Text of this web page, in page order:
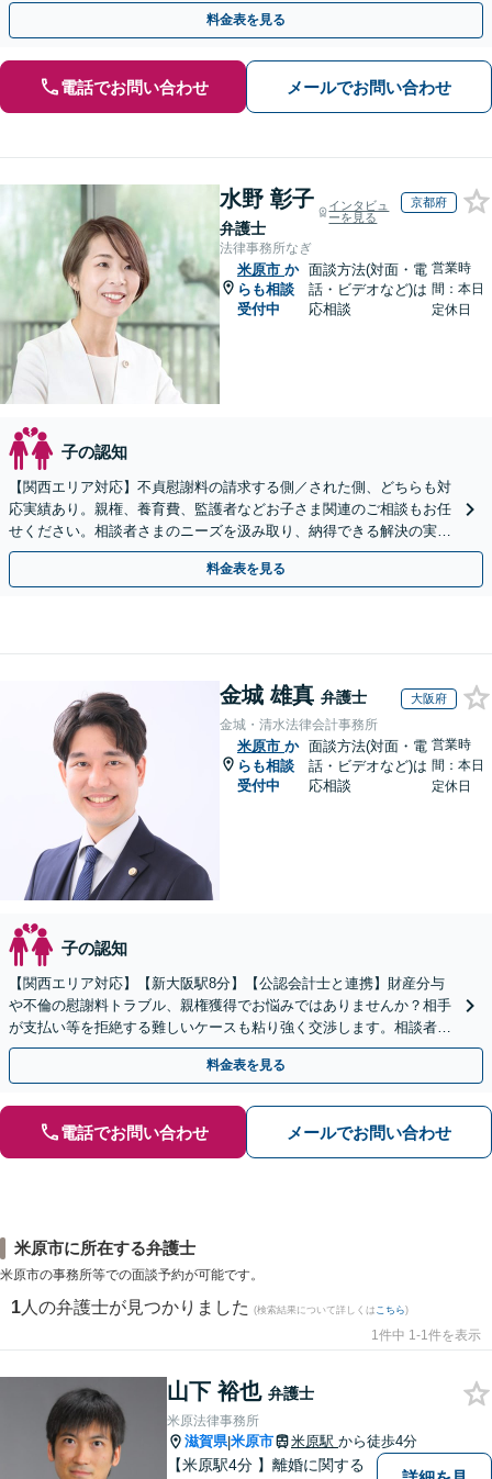
側両方対応」人情派弁護士！
料金表を見る
電話でお問い合わせ メールでお問い合わせ
水野 彰子
弁護士
インタビュ
ーを見る
京都府
法律事務所なぎ
米原市 か
らも相談
受付中
面談方法(対面・電
話・ビデオなど)は
応相談
営業時
間：本日
定休日
子の認知
【関西エリア対応】不貞慰謝料の請求する側／された側、どちらも対
応実績あり。親権、養育費、監護者などお子さま関連のご相談もお任
せください。相談者さまのニーズを汲み取り、納得できる解決の実現
を目指します【Web面談可】【初回相談無料】
料金表を見る
金城 雄真 弁護士 大阪府
金城・清水法律会計事務所
米原市 か
らも相談
受付中
面談方法(対面・電
話・ビデオなど)は
応相談
営業時
間：本日
定休日
子の認知
【関西エリア対応】【新大阪駅8分】【公認会計士と連携】財産分与
や不倫の慰謝料トラブル、親権獲得でお悩みではありませんか？相手
が支払い等を拒絶する難しいケースも粘り強く交渉します。相談者の
お気持ちに寄り添い、最後まで徹底サポート！
料金表を見る
電話でお問い合わせ メールでお問い合わせ
米原市に所在する弁護士
米原市の事務所等での面談予約が可能です。
1 人の弁護士が見つかりました (検索結果について詳しくは こちら)
1件中 1-1件を表示
山下 裕也 弁護士
米原法律事務所
滋賀県|米原市 米原駅 から徒歩4分
【米原駅4分 】離婚に関する